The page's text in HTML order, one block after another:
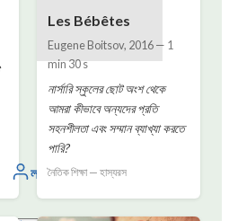
লগইন
Les Bébêtes
Eugene Boitsov, 2016— 1
min 30 s
নার্সারি স্কুলের ছোট অংশ থেকে
আমরা কীভাবে অন্যদের প্রতি
সহনশীলতা এবং সম্মান ব্যাখ্যা করতে
পারি?
নৈতিক শিক্ষা — হাস্যরস